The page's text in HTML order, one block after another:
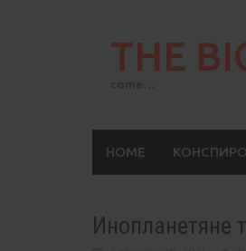
THE
HOME
Инопланетяне